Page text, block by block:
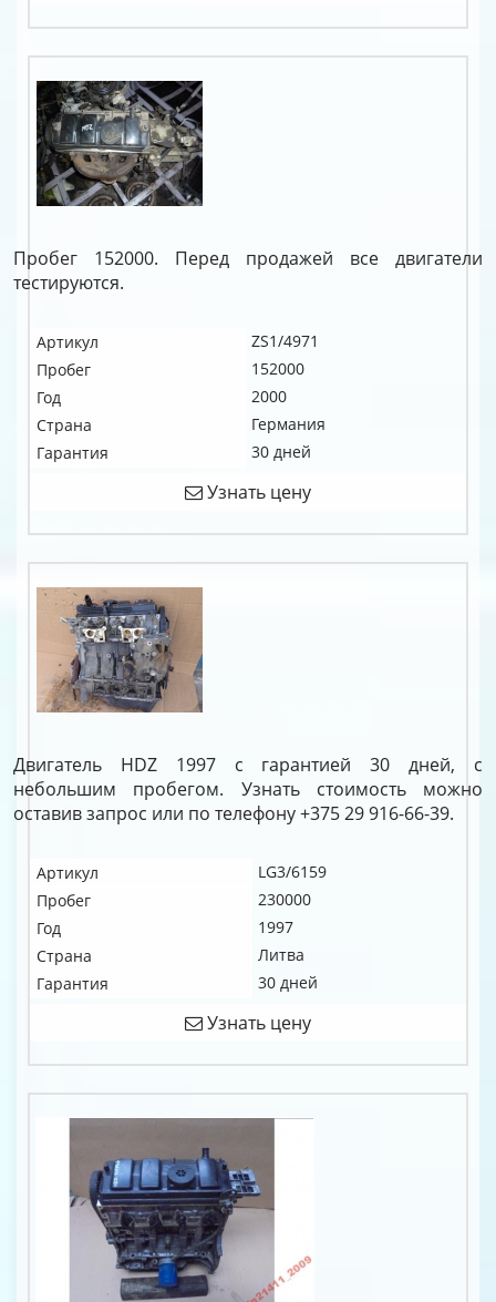
Пробег 152000. Перед продажей все двигатели
тестируются.
Артикул
ZS1/4971
Пробег
152000
Год
2000
Страна
Германия
Гарантия
30 дней
Узнать цену
Двигатель HDZ 1997 с гарантией 30 дней, с
небольшим пробегом. Узнать стоимость можно
оставив запрос или по телефону +375 29 916-66-39.
Артикул
LG3/6159
Пробег
230000
Год
1997
Страна
Литва
Гарантия
30 дней
Узнать цену